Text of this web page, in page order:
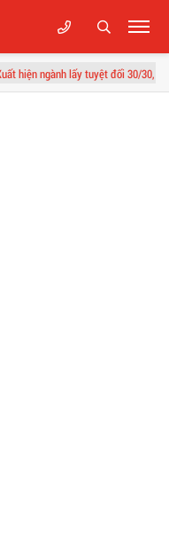
đối 30/30, nhóm ngành STEM